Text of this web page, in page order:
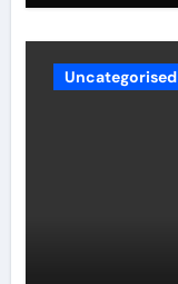
Uncategorised